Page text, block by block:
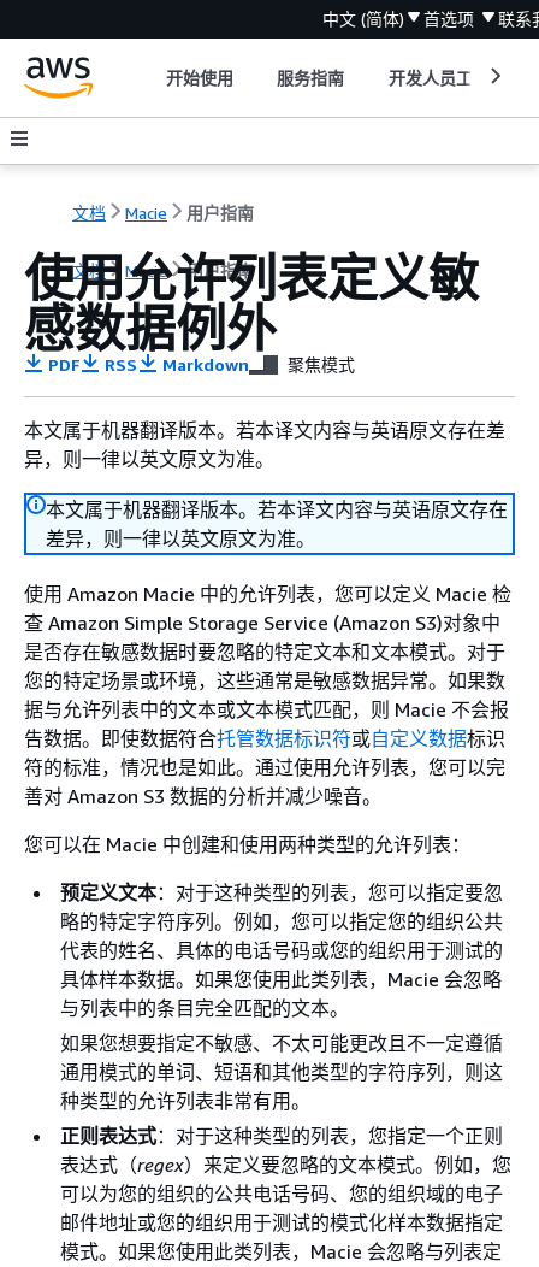
中文 (简体) 首选项 联系
开始使用 服务指南 开发人员工具
文档 Macie 用户指南
文档 Macie 用户指南
使用允许列表定义敏
感数据例外
PDF RSS Markdown 聚焦模式
本文属于机器翻译版本。若本译文内容与英语原文存在差
异，则一律以英文原文为准。
本文属于机器翻译版本。若本译文内容与英语原文存在
差异，则一律以英文原文为准。
使用 Amazon Macie 中的允许列表，您可以定义 Macie 检
查 Amazon Simple Storage Service (Amazon S3)对象中
是否存在敏感数据时要忽略的特定文本和文本模式。对于
您的特定场景或环境，这些通常是敏感数据异常。如果数
据与允许列表中的文本或文本模式匹配，则 Macie 不会报
告数据。即使数据符合托管数据标识符或自定义数据标识
符的标准，情况也是如此。通过使用允许列表，您可以完
善对 Amazon S3 数据的分析并减少噪音。
您可以在 Macie 中创建和使用两种类型的允许列表：
预定义文本：对于这种类型的列表，您可以指定要忽
略的特定字符序列。例如，您可以指定您的组织公共
代表的姓名、具体的电话号码或您的组织用于测试的
具体样本数据。如果您使用此类列表，Macie 会忽略
与列表中的条目完全匹配的文本。
如果您想要指定不敏感、不太可能更改且不一定遵循
通用模式的单词、短语和其他类型的字符序列，则这
种类型的允许列表非常有用。
正则表达式：对于这种类型的列表，您指定一个正则
表达式（regex）来定义要忽略的文本模式。例如，您
可以为您的组织的公共电话号码、您的组织域的电子
邮件地址或您的组织用于测试的模式化样本数据指定
模式。如果您使用此类列表，Macie 会忽略与列表定